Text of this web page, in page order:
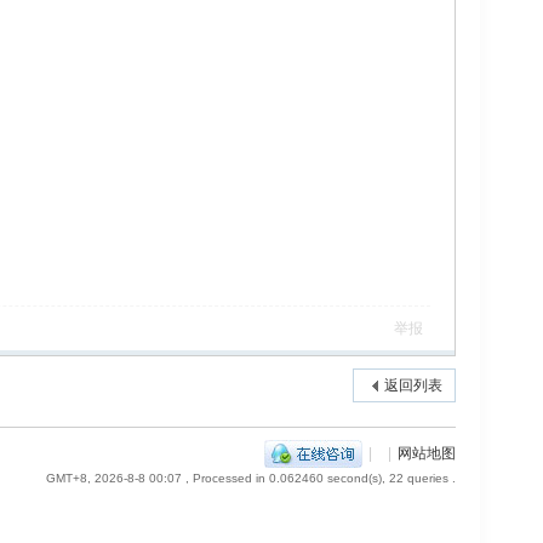
举报
返回列表
| | 网站地图
GMT+8, 2026-8-8 00:07 , Processed in 0.062460 second(s), 22 queries .